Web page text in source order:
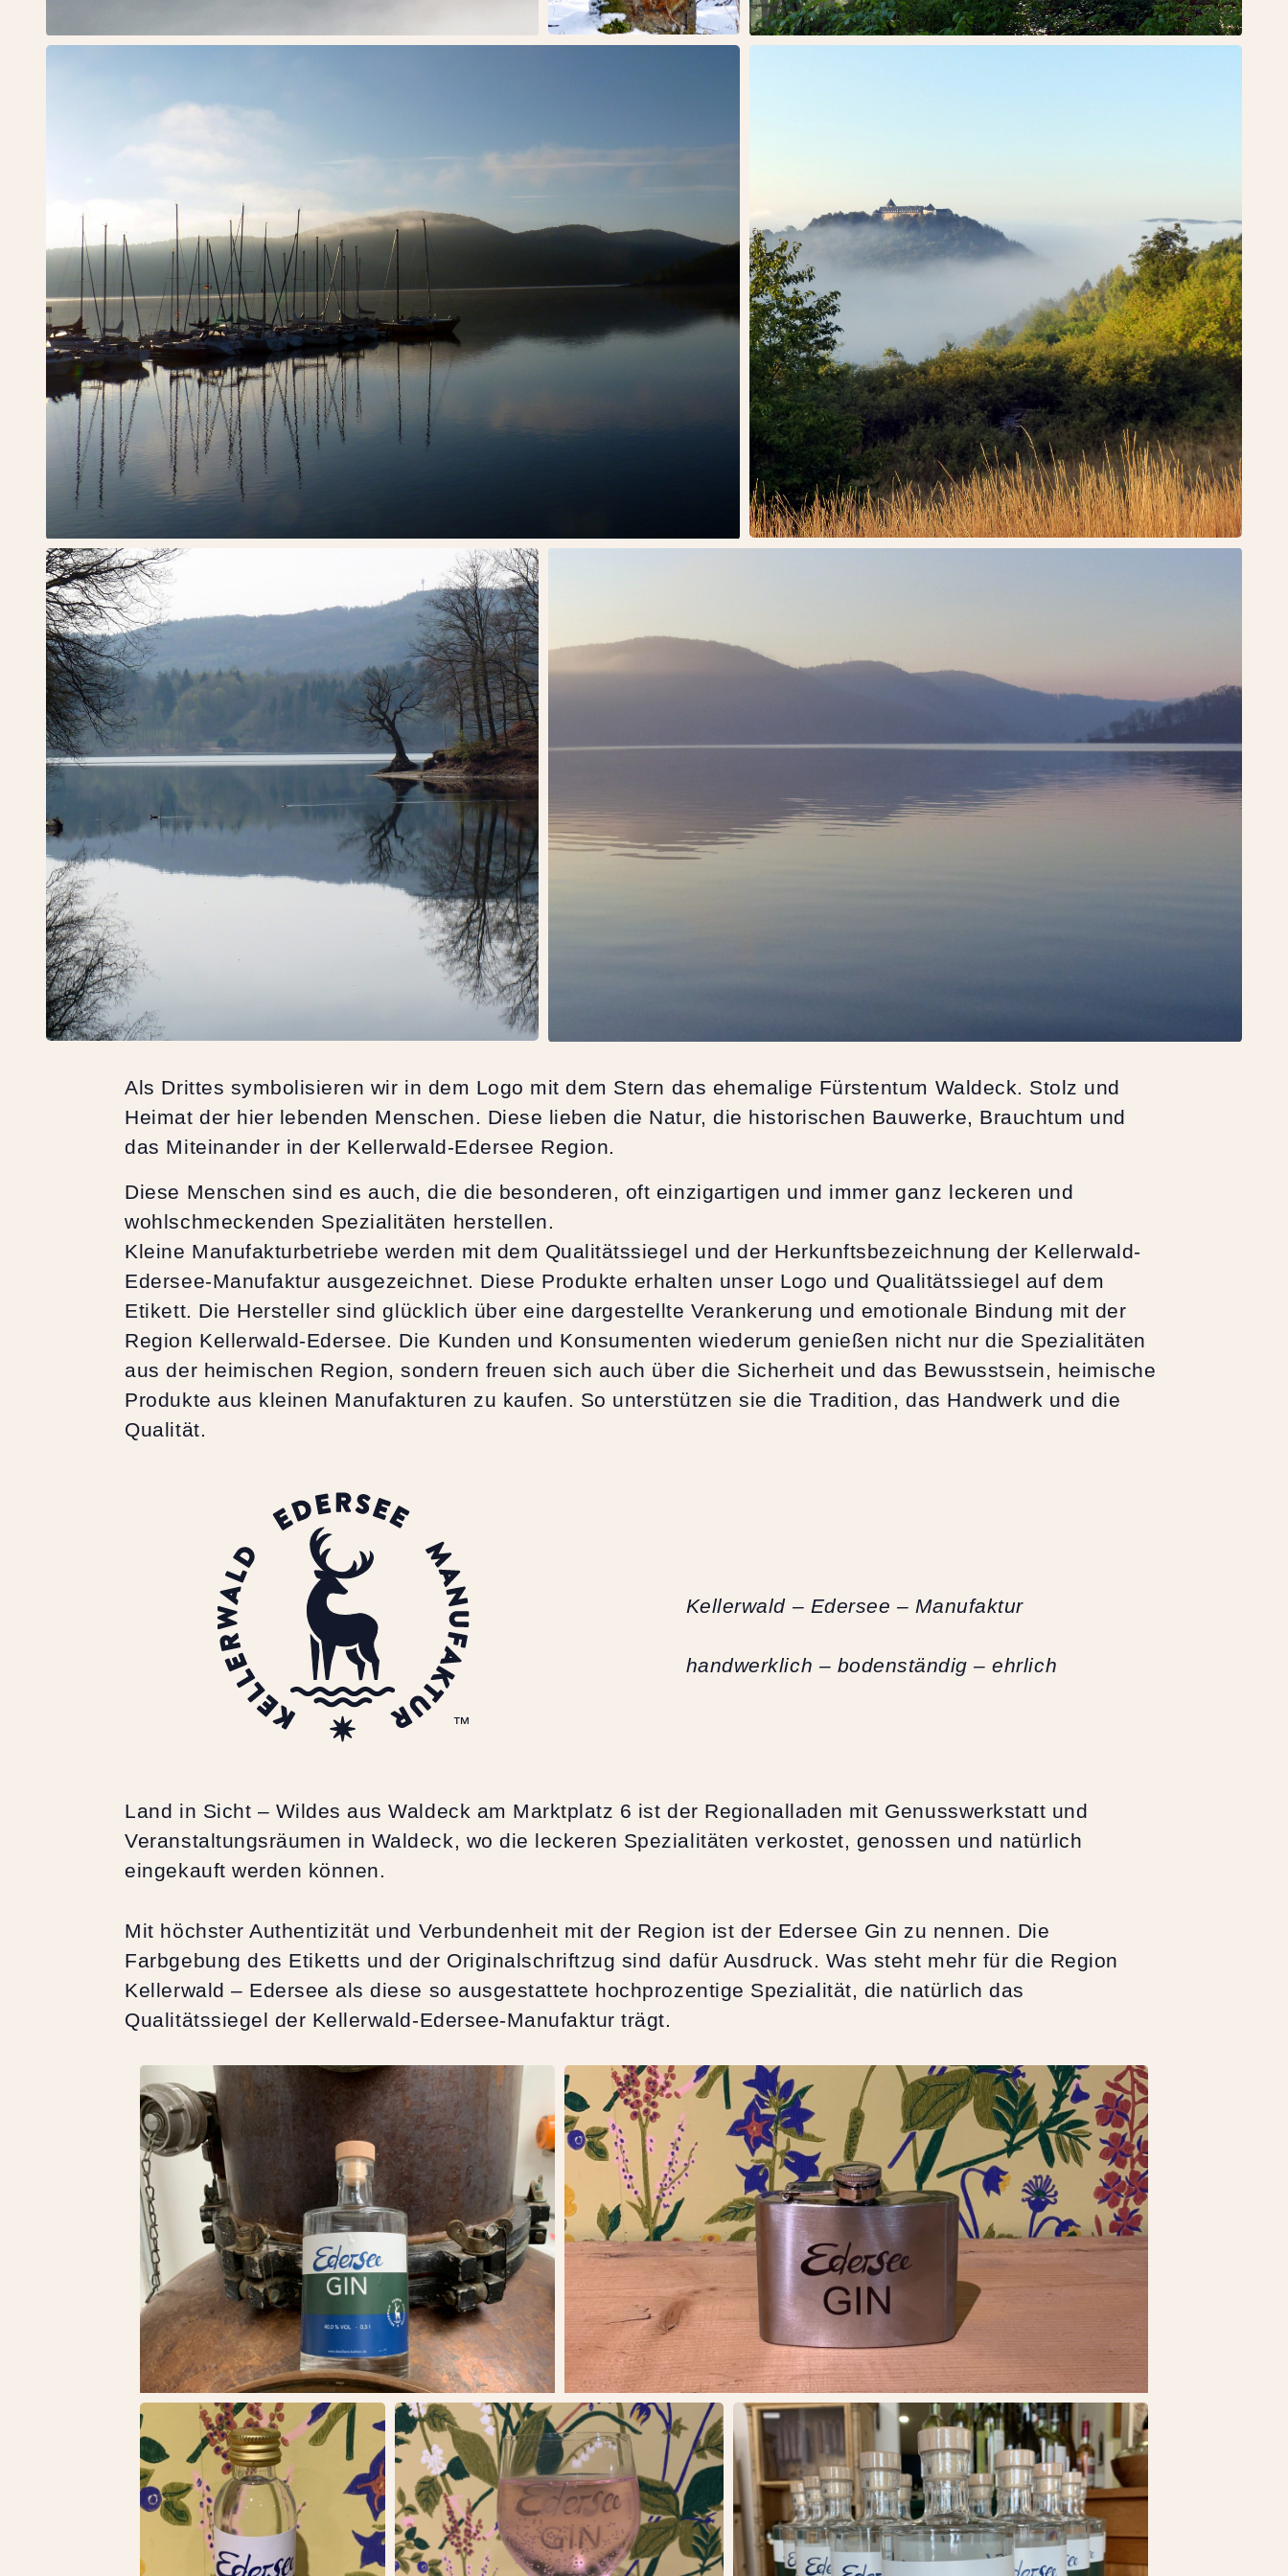
Als Drittes symbolisieren wir in dem Logo mit dem Stern das ehemalige Fürstentum Waldeck. Stolz und
Heimat der hier lebenden Menschen. Diese lieben die Natur, die historischen Bauwerke, Brauchtum und
das Miteinander in der Kellerwald-Edersee Region.
Diese Menschen sind es auch, die die besonderen, oft einzigartigen und immer ganz leckeren und
wohlschmeckenden Spezialitäten herstellen.
Kleine Manufakturbetriebe werden mit dem Qualitätssiegel und der Herkunftsbezeichnung der Kellerwald-
Edersee-Manufaktur ausgezeichnet. Diese Produkte erhalten unser Logo und Qualitätssiegel auf dem
Etikett. Die Hersteller sind glücklich über eine dargestellte Verankerung und emotionale Bindung mit der
Region Kellerwald-Edersee. Die Kunden und Konsumenten wiederum genießen nicht nur die Spezialitäten
aus der heimischen Region, sondern freuen sich auch über die Sicherheit und das Bewusstsein, heimische
Produkte aus kleinen Manufakturen zu kaufen. So unterstützen sie die Tradition, das Handwerk und die
Qualität.
™
Kellerwald – Edersee – Manufaktur
handwerklich – bodenständig – ehrlich
Land in Sicht – Wildes aus Waldeck am Marktplatz 6 ist der Regionalladen mit Genusswerkstatt und
Veranstaltungsräumen in Waldeck, wo die leckeren Spezialitäten verkostet, genossen und natürlich
eingekauft werden können.
Mit höchster Authentizität und Verbundenheit mit der Region ist der Edersee Gin zu nennen. Die
Farbgebung des Etiketts und der Originalschriftzug sind dafür Ausdruck. Was steht mehr für die Region
Kellerwald – Edersee als diese so ausgestattete hochprozentige Spezialität, die natürlich das
Qualitätssiegel der Kellerwald-Edersee-Manufaktur trägt.